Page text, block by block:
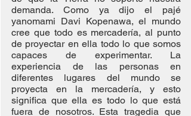
demanda. Como ya dijo el pajé
yanomami Davi Kopenawa, el mundo
cree que todo es mercadería, al punto
de proyectar en ella todo lo que somos
capaces de experimentar. La
experiencia de las personas en
diferentes lugares del mundo se
proyecta en la mercadería, y esto
significa que ella es todo lo que está
fuera de nosotros. Esta tragedia que